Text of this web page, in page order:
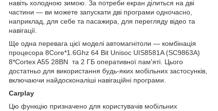
навіть холодною зимою. За потреби екран ділиться на дві
частини — ви можете запускати дві програми одночасно,
наприклад, для себе та пасажира, для перегляду відео та
навігації.
Ще одна перевага цієї моделі автомагнітоли — комбінація
процесора 8Core*1.6Ghz 64 Bit Unisoc UIS8581A (SC9863A)
8*Cortex A55 28BN та 2 ГБ оперативної пам'яті. Цього
достатньо для використання будь-яких мобільних застосунків,
включаючи найдосконаліші навігаційні програми.
Carplay
Цю функцію призначено для користувачів мобільних